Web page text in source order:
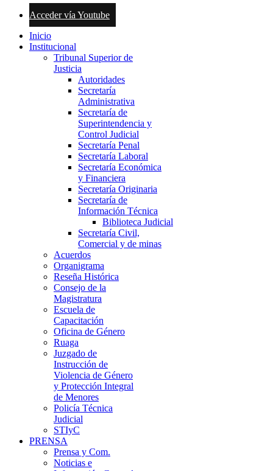
Acceder vía Youtube
Inicio
Institucional
Tribunal Superior de
Justicia
Autoridades
Secretaría
Administrativa
Secretaría de
Superintendencia y
Control Judicial
Secretaría Penal
Secretaría Laboral
Secretaría Económica
y Financiera
Secretaría Originaria
Secretaría de
Información Técnica
Biblioteca Judicial
Secretaría Civil,
Comercial y de minas
Acuerdos
Organigrama
Reseña Histórica
Consejo de la
Magistratura
Escuela de
Capacitación
Oficina de Género
Ruaga
Juzgado de
Instrucción de
Violencia de Género
y Protección Integral
de Menores
Policía Técnica
Judicial
STIyC
PRENSA
Prensa y Com.
Noticias e